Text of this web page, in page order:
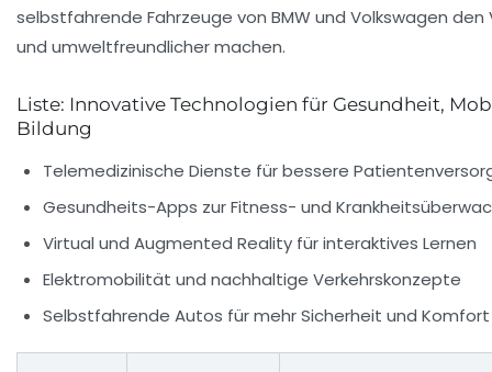
selbstfahrende Fahrzeuge von BMW und Volkswagen den
und umweltfreundlicher machen.
Liste: Innovative Technologien für Gesundheit,
Bildung
Telemedizinische Dienste für bessere
Gesundheits-Apps zur Fitness- und
Virtual und Augmented Reality für interaktives Lernen
Elektromobilität und nachhaltige Verkehrskonzepte
Selbstfahrende Autos für mehr Sicherheit und Komfort